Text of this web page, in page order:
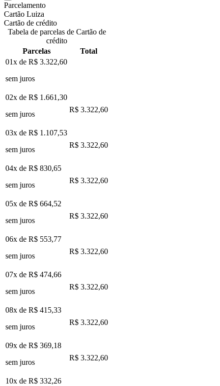
Parcelamento
Cartão Luiza
Cartão de crédito
Tabela de parcelas de Cartão de
crédito
Parcelas
Total
01x de R$ 3.322,60
sem juros
02x de R$ 1.661,30
sem juros
R$ 3.322,60
03x de R$ 1.107,53
sem juros
R$ 3.322,60
04x de R$ 830,65
sem juros
R$ 3.322,60
05x de R$ 664,52
sem juros
R$ 3.322,60
06x de R$ 553,77
sem juros
R$ 3.322,60
07x de R$ 474,66
sem juros
R$ 3.322,60
08x de R$ 415,33
sem juros
R$ 3.322,60
09x de R$ 369,18
sem juros
R$ 3.322,60
10x de R$ 332,26